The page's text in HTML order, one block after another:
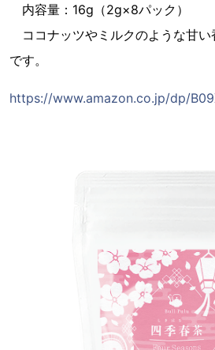
内容量：16g（2g×8パック）
ココナッツやミルクのような甘い
です。
https://www.amazon.co.jp/dp/